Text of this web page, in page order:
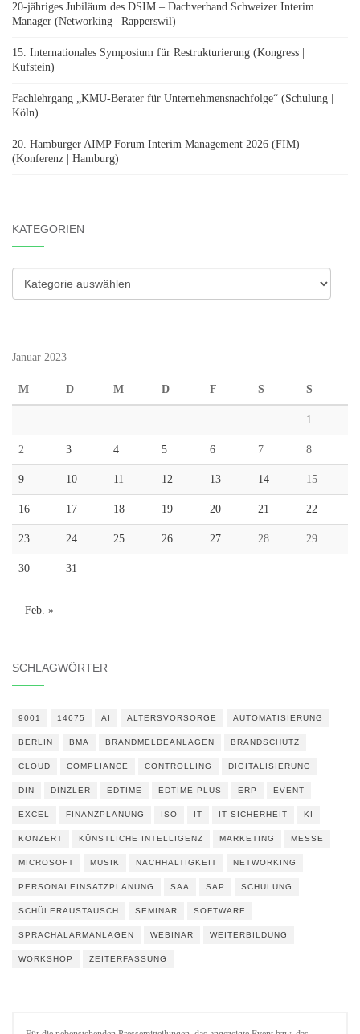
20-jähriges Jubiläum des DSIM – Dachverband Schweizer Interim
Manager (Networking | Rapperswil)
15. Internationales Symposium für Restrukturierung (Kongress |
Kufstein)
Fachlehrgang „KMU-Berater für Unternehmensnachfolge“ (Schulung |
Köln)
20. Hamburger AIMP Forum Interim Management 2026 (FIM)
(Konferenz | Hamburg)
KATEGORIEN
Kategorien
Januar 2023
M D M D F S S
1
2 3 4 5 6 7 8
9 10 11 12 13 14 15
16 17 18 19 20 21 22
23 24 25 26 27 28 29
30 31
Feb. »
SCHLAGWÖRTER
9001 14675 AI ALTERSVORSORGE AUTOMATISIERUNG
BERLIN BMA BRANDMELDEANLAGEN BRANDSCHUTZ
CLOUD COMPLIANCE CONTROLLING DIGITALISIERUNG
DIN DINZLER EDTIME EDTIME PLUS ERP EVENT
EXCEL FINANZPLANUNG ISO IT IT SICHERHEIT KI
KONZERT KÜNSTLICHE INTELLIGENZ MARKETING MESSE
MICROSOFT MUSIK NACHHALTIGKEIT NETWORKING
PERSONALEINSATZPLANUNG SAA SAP SCHULUNG
SCHÜLERAUSTAUSCH SEMINAR SOFTWARE
SPRACHALARMANLAGEN WEBINAR WEITERBILDUNG
WORKSHOP ZEITERFASSUNG